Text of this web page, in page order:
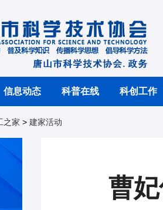
信息动态 科普在线 科创工作
之家 > 建家活动
曹